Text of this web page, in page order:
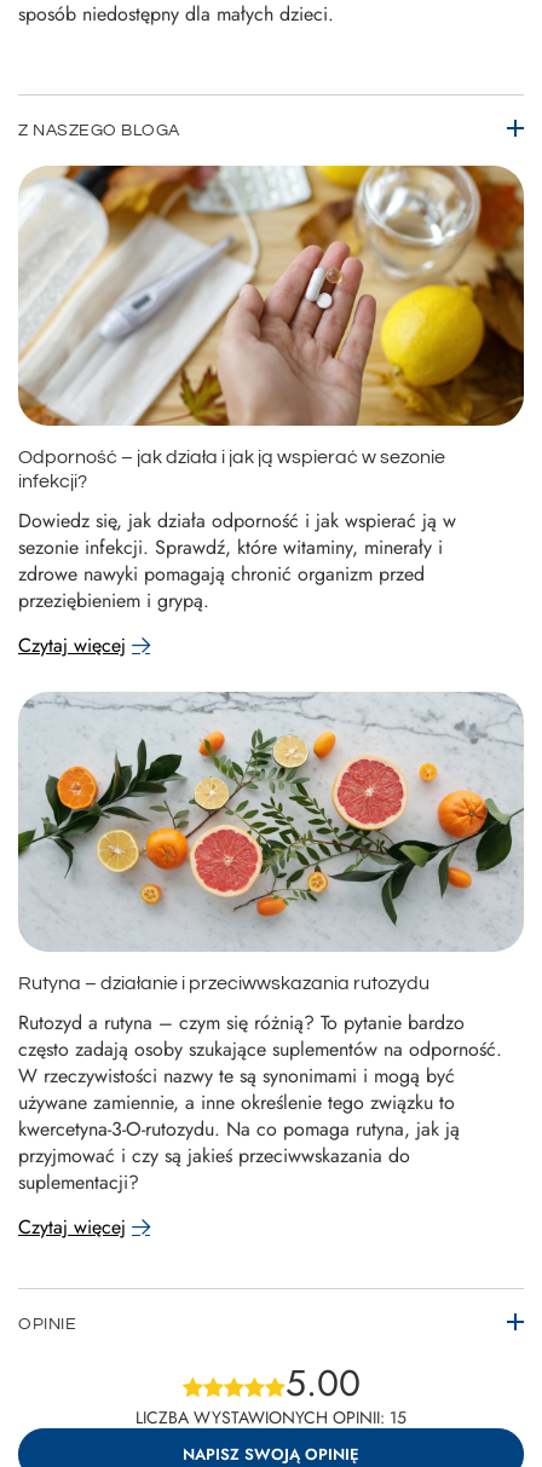
sposób niedostępny dla małych dzieci.
Z NASZEGO BLOGA
Odporność – jak działa i jak ją wspierać w sezonie
infekcji?
Dowiedz się, jak działa odporność i jak wspierać ją w
sezonie infekcji. Sprawdź, które witaminy, minerały i
zdrowe nawyki pomagają chronić organizm przed
przeziębieniem i grypą.
Czytaj więcej
Rutyna – działanie i przeciwwskazania rutozydu
Rutozyd a rutyna – czym się różnią? To pytanie bardzo
często zadają osoby szukające suplementów na odporność.
W rzeczywistości nazwy te są synonimami i mogą być
używane zamiennie, a inne określenie tego związku to
kwercetyna-3-O-rutozydu. Na co pomaga rutyna, jak ją
przyjmować i czy są jakieś przeciwwskazania do
suplementacji?
Czytaj więcej
OPINIE
5.00
LICZBA WYSTAWIONYCH OPINII: 15
NAPISZ SWOJĄ OPINIĘ